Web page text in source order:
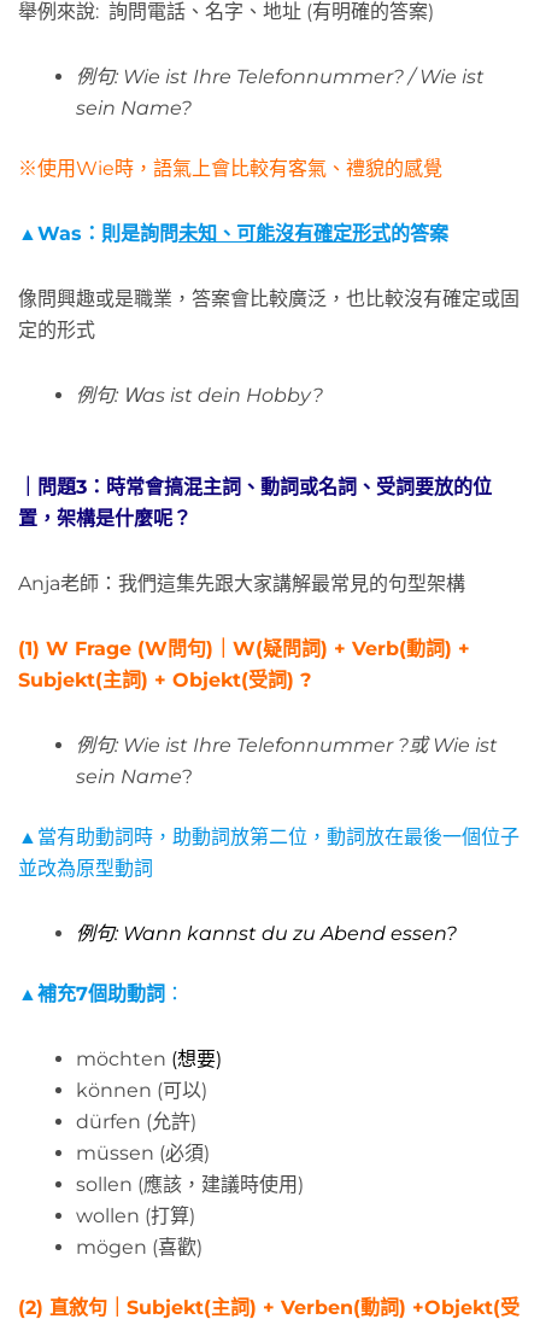
舉例來說: 詢問電話、名字、地址 (有明確的答案)
例句: Wie ist Ihre Telefonnummer? / Wie ist
sein Name?
※使用Wie時，語氣上會比較有客氣、禮貌的感覺
▲Was：則是詢問未知、可能沒有確定形式的答案
像問興趣或是職業，答案會比較廣泛，也比較沒有確定或固
定的形式
例句: Ｗas ist dein Hobby?
｜問題3： 時常會搞混主詞、動詞或名詞、受詞要放的位
置，架構是什麼呢？
Anja老師：我們這集先跟大家講解最常見的句型架構
(1) W Frage (W問句)｜W(疑問詞) + Verb(動詞) +
Subjekt(主詞) + Objekt(受詞) ?
例句: Wie ist Ihre Telefonnummer ?或 Wie ist
sein Name?
▲當有助動詞時，助動詞放第二位，動詞放在最後一個位子
並改為原型動詞
例句: Wann kannst du zu Abend essen?
▲補充7個助動詞 ：
möchten (想要)
können (可以)
dürfen (允許)
müssen (必須)
sollen (應該，建議時使用)
wollen (打算)
mögen (喜歡)
(2) 直敘句｜Subjekt(主詞) + Verben(動詞) +Objekt(受